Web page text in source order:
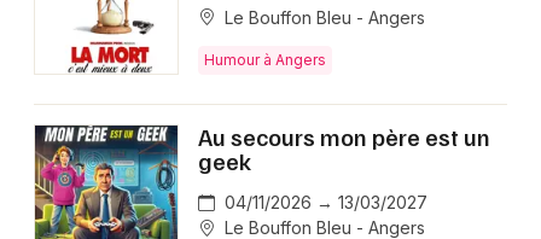
Le Bouffon Bleu - Angers
Humour à Angers
Au secours mon père est un
geek
04/11/2026 → 13/03/2027
Le Bouffon Bleu - Angers